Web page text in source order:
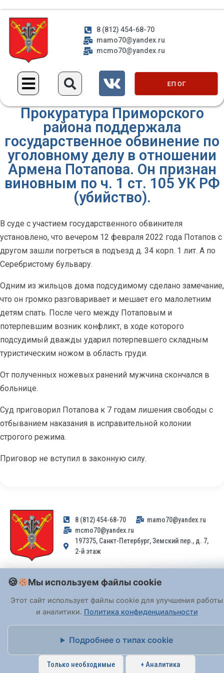
8 (812) 454-68-70
mamo70@yandex.ru
mcmo70@yandex.ru
ЕП ОГ
Прокуратура Приморского
района поддержала
государственное обвинение по
уголовному делу в отношении
Армена Потапова. Он признан
виновным по ч. 1 ст. 105 УК РФ
(убийство).
В суде с участием государственного обвинителя
установлено, что вечером 12 февраля 2022 года Потапов с
другом зашли погреться в подъезд д. 34 корп. 1 лит. А по
Серебристому бульвару.
Одним из жильцов дома подсудимому сделано замечание,
что он громко разговаривает и мешает его малолетним
детям спать. После чего между Потаповым и
потерпевшим возник конфликт, в ходе которого
подсудимый дважды ударил потерпевшего складным
туристическим ножом в область груди.
От полученных ножевых ранений мужчина скончался в
больнице.
Суд приговорил Потапова к 7 годам лишения свободы с
отбыванием наказания в исправительной колонии
строгого режима.
Приговор не вступил в законную силу.
8 (812) 454-68-70
mamo70@yandex.ru
mcmo70@yandex.ru
197375, Санкт-Петербург, Земский пер., д. 7,
2-й этаж
Заявления и обращения граждан и организаций, поступившие на
адрес email, не могут быть рассмотрены на основании
Федерального закона от 02.05.2006 № 59-ФЗ. Обращения
принимаются только: по почте, через
портал «Госуслуги» (ЕПГУ)
или лично при предъявлении паспорта.
Политика обработки персональных данных
Мы используем файлы cookie
Этот сайт использует файлы cookie для улучшения работы
и аналитики. Политика конфиденциальности
Подробнее о типах cookie
Только необходимые + Аналитика